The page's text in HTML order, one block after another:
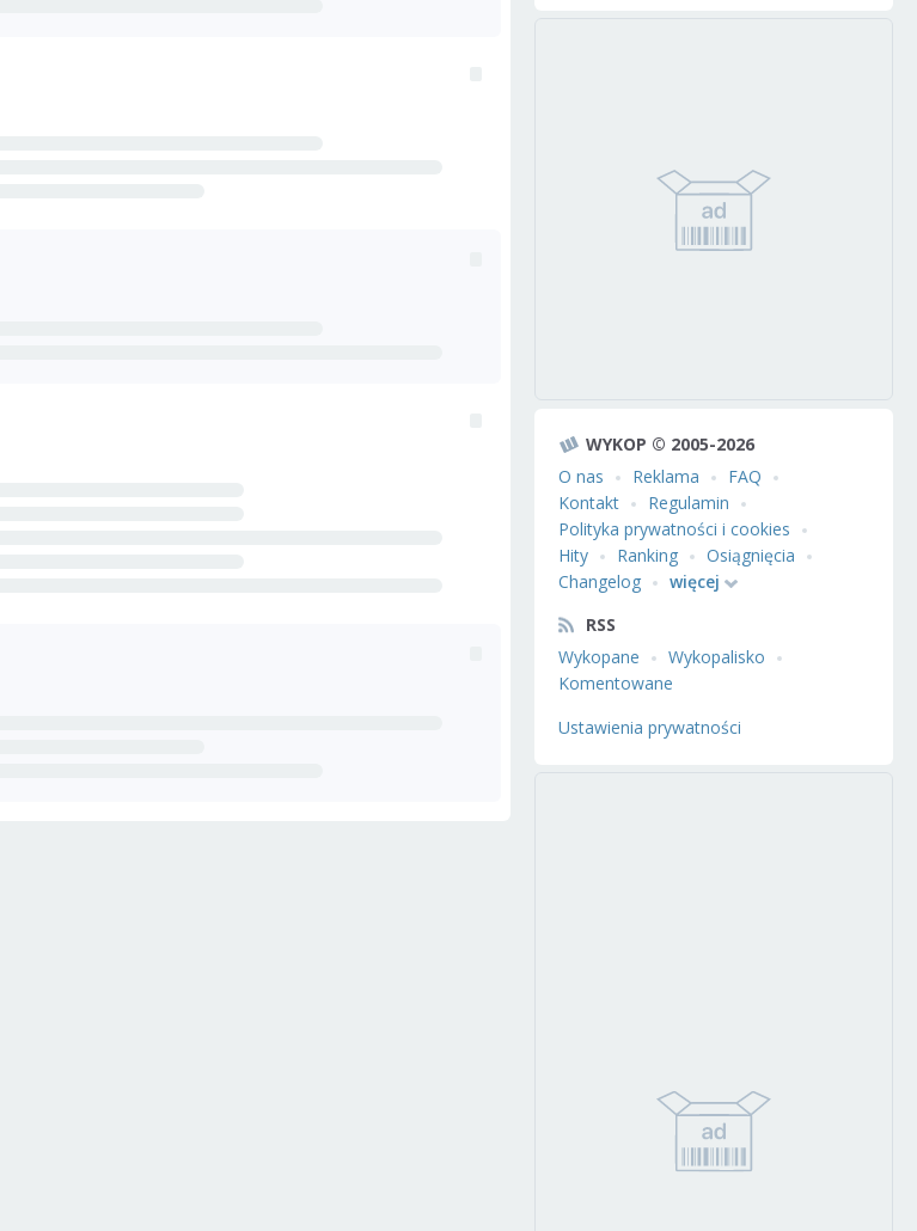
WYKOP © 2005-2026
O nas
Reklama
FAQ
Kontakt
Regulamin
Polityka prywatności i cookies
Hity
Ranking
Osiągnięcia
Changelog
więcej
RSS
Wykopane
Wykopalisko
Komentowane
Ustawienia prywatności